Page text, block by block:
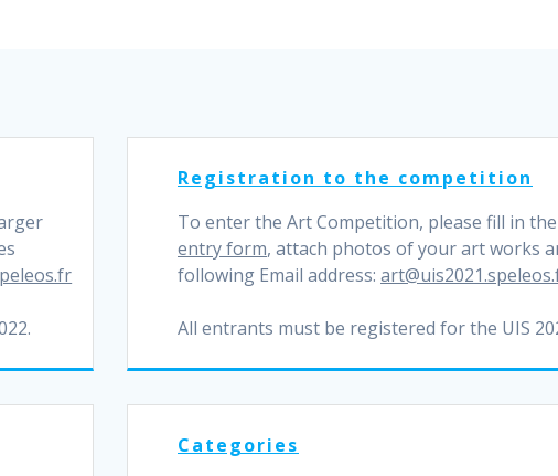
Registration to the competition
To enter the Art Competition, please fill in
entry form, attach photos of your art works
following Email address:
All entrants must be registered for the UIS
Categories